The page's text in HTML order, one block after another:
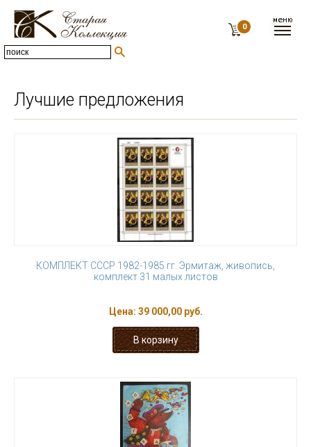
0
Лучшие предложения
КОМПЛЕКТ СССР 1982-1985 гг. Эрмитаж, живопись,
комплект 31 малых листов
Цена: 39 000,00 руб.